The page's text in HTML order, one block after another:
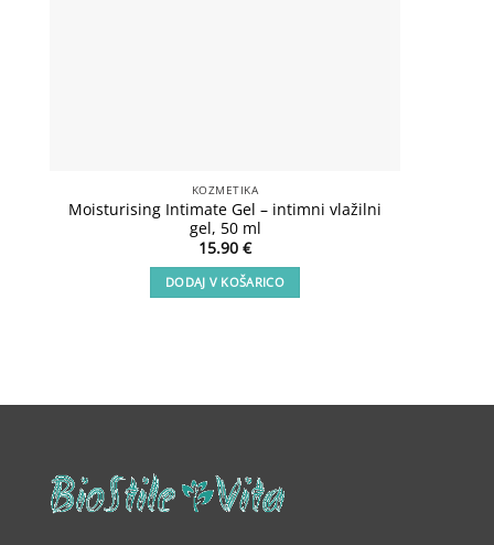
KOZMETIKA
Moisturising Intimate Gel – intimni vlažilni
gel, 50 ml
15.90 €
DODAJ V KOŠARICO